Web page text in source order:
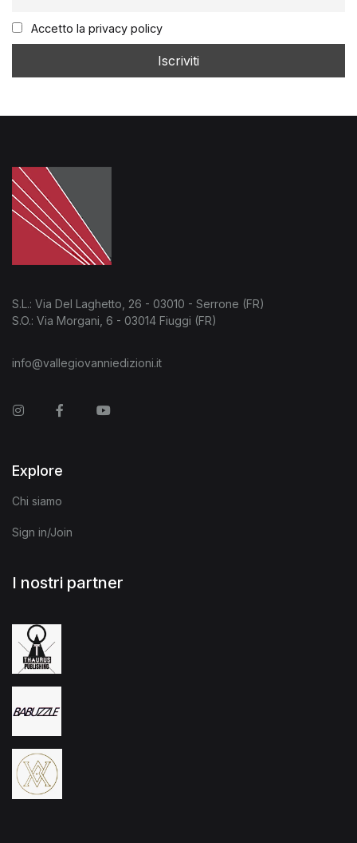
Accetto la privacy policy
S.L.: Via Del Laghetto, 26 - 03010 - Serrone (FR)
S.O.: Via Morgani, 6 - 03014 Fiuggi (FR)
info@vallegiovanniedizioni.it
InstagramFacebookYou Tube
Explore
Chi siamo
Sign in/Join
I nostri partner